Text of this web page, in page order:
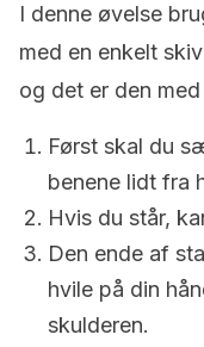
I denne øvelse
med en enkelt
og det er den
Først skal du
benene lidt fra
Hvis du står,
Den ende af
hvile på din
skulderen.